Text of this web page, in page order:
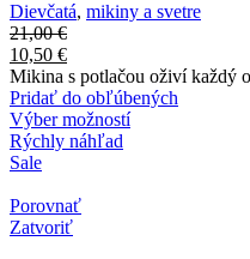
Dievčatá, mikiny a svetre
21,00€
10,50 €
Mikina s potlačou oživí každý
Pridať do obľúbených
Výber možností
Rýchly náhľad
Sale
Porovnať
Zatvoriť